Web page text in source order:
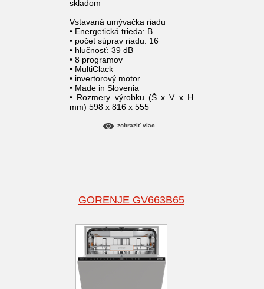
skladom
Vstavaná umývačka riadu
• Energetická trieda: B
• počet súprav riadu: 16
• hlučnosť: 39 dB
• 8 programov
• MultiClack
• invertorový motor
• Made in Slovenia
• Rozmery výrobku (Š x V x H
mm) 598 x 816 x 555
zobraziť viac
GORENJE GV663B65